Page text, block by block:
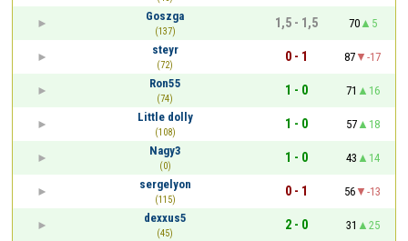
Goszga
(137)
1,5 - 1,5 70
5
steyr
(72)
0 - 1 87
-17
Ron55
(74)
1 - 0 71
16
Little dolly
(108)
1 - 0 57
18
Nagy3
(0)
1 - 0 43
14
sergelyon
(115)
0 - 1 56
-13
dexxus5
(45)
2 - 0 31
25